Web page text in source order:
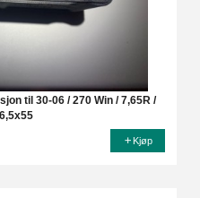
til 30-06 / 270 Win / 7,65R /
Kjøp